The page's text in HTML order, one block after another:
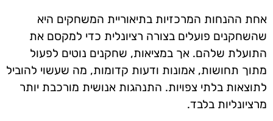
אחת ההנחות המרכזיות בתיאוריית המשחקים היא
שהשחקנים פועלים בצורה רציונלית כדי למקסם את
התועלת שלהם. אך במציאות, שחקנים נוטים לפעול
מתוך תחושות, אמונות ודעות קדומות, מה שעשוי להוביל
לתוצאות בלתי צפויות. התנהגות אנושית מורכבת יותר
מרציונליות בלבד.